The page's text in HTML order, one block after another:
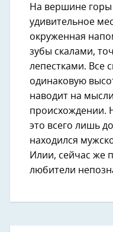
На вершине горы
удивительное
окруженная
зубы скалами,
лепестками. Все
одинаковую
наводит на
происхождении.
это всего лишь
находился
Илии, сейчас же
любители